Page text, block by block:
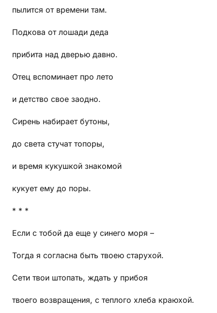
пылится от времени там.
Подкова от лошади деда
прибита над дверью давно.
Отец вспоминает про лето
и детство свое заодно.
Сирень набирает бутоны,
до света стучат топоры,
и время кукушкой знакомой
кукует ему до поры.
* * *
Если с тобой да еще у синего моря –
Тогда я согласна быть твоею старухой.
Сети твои штопать, ждать у прибоя
твоего возвращения, с теплого хлеба краюхой.